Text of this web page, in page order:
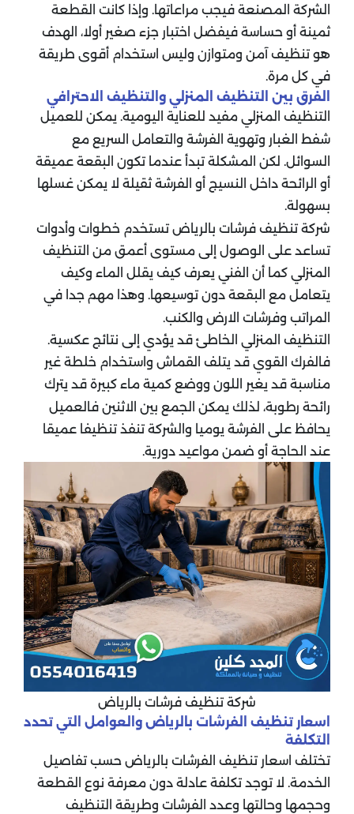
الشركة المصنعة فيجب مراعاتها. وإذا كانت القطعة
ثمينة أو حساسة فيفضل اختبار جزء صغير أولا، الهدف
هو تنظيف آمن ومتوازن وليس استخدام أقوى طريقة
في كل مرة.
الفرق بين التنظيف المنزلي والتنظيف الاحترافي
التنظيف المنزلي مفيد للعناية اليومية. يمكن للعميل
شفط الغبار وتهوية الفرشة والتعامل السريع مع
السوائل. لكن المشكلة تبدأ عندما تكون البقعة عميقة
أو الرائحة داخل النسيج أو الفرشة ثقيلة لا يمكن غسلها
بسهولة.
شركة تنظيف فرشات بالرياض تستخدم خطوات وأدوات
تساعد على الوصول إلى مستوى أعمق من التنظيف
المنزلي كما أن الفني يعرف كيف يقلل الماء وكيف
يتعامل مع البقعة دون توسيعها. وهذا مهم جدا في
المراتب وفرشات الارض والكنب.
التنظيف المنزلي الخاطئ قد يؤدي إلى نتائج عكسية.
فالفرك القوي قد يتلف القماش واستخدام خلطة غير
مناسبة قد يغير اللون ووضع كمية ماء كبيرة قد يترك
رائحة رطوبة، لذلك يمكن الجمع بين الاثنين فالعميل
يحافظ على الفرشة يوميا والشركة تنفذ تنظيفا عميقا
عند الحاجة أو ضمن مواعيد دورية.
شركة تنظيف فرشات بالرياض
اسعار تنظيف الفرشات بالرياض والعوامل التي تحدد
التكلفة
تختلف اسعار تنظيف الفرشات بالرياض حسب تفاصيل
الخدمة. لا توجد تكلفة عادلة دون معرفة نوع القطعة
وحجمها وحالتها وعدد الفرشات وطريقة التنظيف